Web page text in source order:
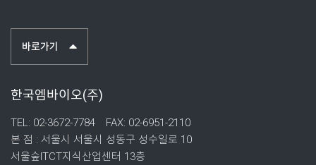
바로가기
한국엠바이오(주)
TEL: 02-3672-7784
FAX: 02-6951-2110
본 점 : 서울시 서울시 성동구 성수일로 10
서울숲ITCT지식산업센터 13층